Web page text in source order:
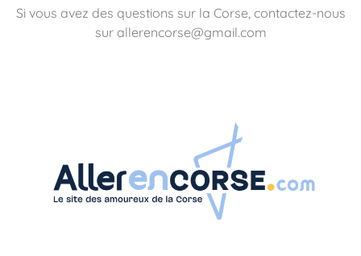
Si vous avez des questions sur la Corse, contactez-nous
sur allerencorse@gmail.com